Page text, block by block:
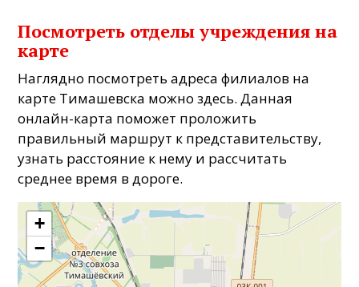
Посмотреть отделы учреждения на
карте
Наглядно посмотреть адреса филиалов на
карте Тимашевска можно здесь. Данная
онлайн-карта поможет проложить
правильный маршрут к представительству,
узнать расстояние к нему и рассчитать
среднее время в дороге.
+
−